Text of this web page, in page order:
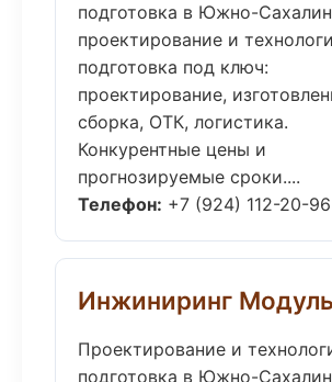
подготовка в Южно-
проектирование и
подготовка под ключ:
проектирование,
сборка, ОТК, логистика.
Конкурентные цены и
прогнозируемые сроки....
Телефон: +7 (924) 112-20-96
Инжиниринг
Проектирование и
подготовка в Южно-